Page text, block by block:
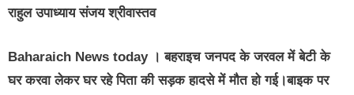
राहुल उपाध्याय संजय श्रीवास्तव
Baharaich News today। बहराइच जनपद के जरवल में बेटी के
घर करवा लेकर घर रहे पिता की सड़क हादसे में मौत हो गई।बाइक पर